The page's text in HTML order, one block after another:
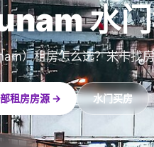
水
）租房怎么选？米卡找
租房房源 → 水门买房